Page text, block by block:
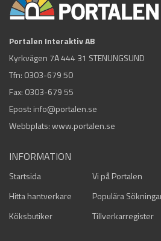
Portalen Interaktiv AB
Kyrkvägen 7A 444 31 STENUNGSUND
Tfn: 0303-679 50
Fax: 0303-679 55
Epost: info@portalen.se
Webbplats: www.portalen.se
INFORMATION
Startsida Vi på Portalen
Hitta hantverkare
Populära
Köksbutiker
Tillverkarregister